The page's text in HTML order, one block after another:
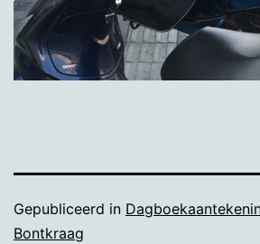
Gepubliceerd in
Bontkraag